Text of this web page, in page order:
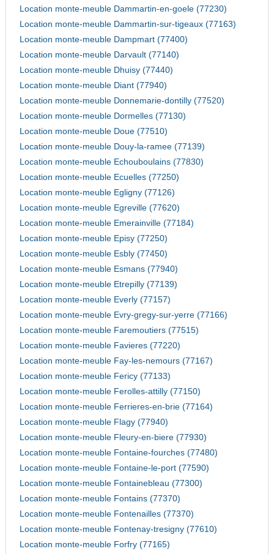
Location monte-meuble Dammartin-en-goele (77230)
Location monte-meuble Dammartin-sur-tigeaux (77163)
Location monte-meuble Dampmart (77400)
Location monte-meuble Darvault (77140)
Location monte-meuble Dhuisy (77440)
Location monte-meuble Diant (77940)
Location monte-meuble Donnemarie-dontilly (77520)
Location monte-meuble Dormelles (77130)
Location monte-meuble Doue (77510)
Location monte-meuble Douy-la-ramee (77139)
Location monte-meuble Echouboulains (77830)
Location monte-meuble Ecuelles (77250)
Location monte-meuble Egligny (77126)
Location monte-meuble Egreville (77620)
Location monte-meuble Emerainville (77184)
Location monte-meuble Episy (77250)
Location monte-meuble Esbly (77450)
Location monte-meuble Esmans (77940)
Location monte-meuble Etrepilly (77139)
Location monte-meuble Everly (77157)
Location monte-meuble Evry-gregy-sur-yerre (77166)
Location monte-meuble Faremoutiers (77515)
Location monte-meuble Favieres (77220)
Location monte-meuble Fay-les-nemours (77167)
Location monte-meuble Fericy (77133)
Location monte-meuble Ferolles-attilly (77150)
Location monte-meuble Ferrieres-en-brie (77164)
Location monte-meuble Flagy (77940)
Location monte-meuble Fleury-en-biere (77930)
Location monte-meuble Fontaine-fourches (77480)
Location monte-meuble Fontaine-le-port (77590)
Location monte-meuble Fontainebleau (77300)
Location monte-meuble Fontains (77370)
Location monte-meuble Fontenailles (77370)
Location monte-meuble Fontenay-tresigny (77610)
Location monte-meuble Forfry (77165)